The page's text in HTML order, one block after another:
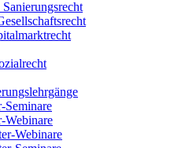
Seminare
Webinare
Webinare